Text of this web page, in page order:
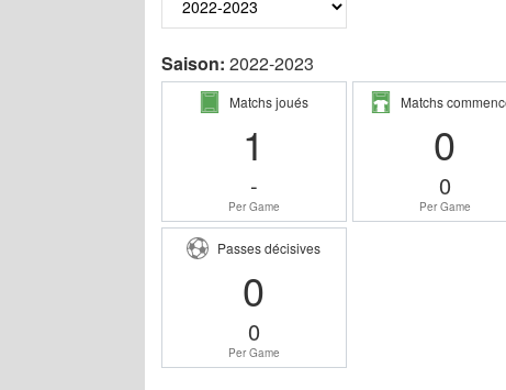
Saison: 2022-2023
Matchs joués
1
-
Per Game
Matchs
0
0
Per Game
Passes décisives
0
0
Per Game